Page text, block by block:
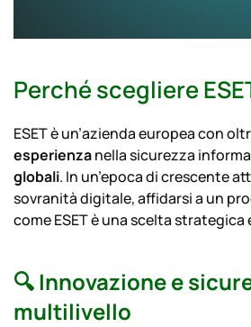
Perché scegliere
ESET è un’azienda europea con
esperienzanella sicurezza
globali. In un’epoca di crescente
sovranità digitale, affidarsi a un
come ESET è una scelta strategica
🔍 Innovazione e
multilivello